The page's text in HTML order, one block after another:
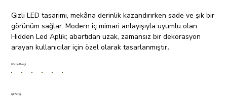
Gizli LED tasarımı, mekâna derinlik kazandırırken sade ve şık bir
görünüm sağlar. Modern iç mimari anlayışıyla uyumlu olan
Hidden Led Aplik; abartıdan uzak, zamansız bir dekorasyon
arayan kullanıcılar için özel olarak tasarlanmıştır.
Gövde Rengi
Işık Rengi